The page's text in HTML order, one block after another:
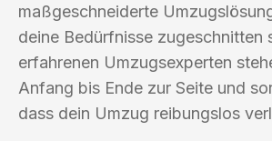
maßgeschneiderte
deine Bedürfnisse zugeschnitten
erfahrenen Umzugsexperten
Anfang bis Ende zur Seite und
dass dein Umzug reibungslos